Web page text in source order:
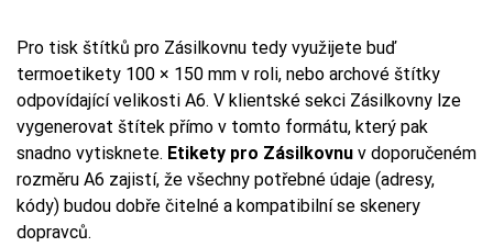
Pro tisk štítků pro Zásilkovnu tedy využijete buď
termoetikety 100 × 150 mm v roli, nebo archové štítky
odpovídající velikosti A6. V klientské sekci Zásilkovny lze
vygenerovat štítek přímo v tomto formátu, který pak
snadno vytisknete. Etikety pro Zásilkovnu v doporučeném
rozměru A6 zajistí, že všechny potřebné údaje (adresy,
kódy) budou dobře čitelné a kompatibilní se skenery
dopravců.